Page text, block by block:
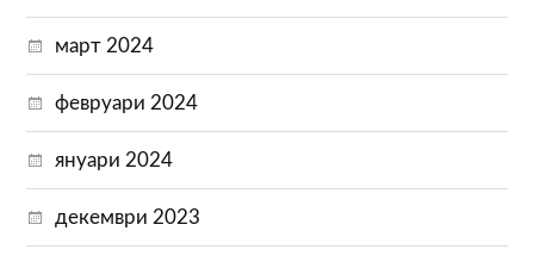
март 2024
февруари 2024
януари 2024
декември 2023